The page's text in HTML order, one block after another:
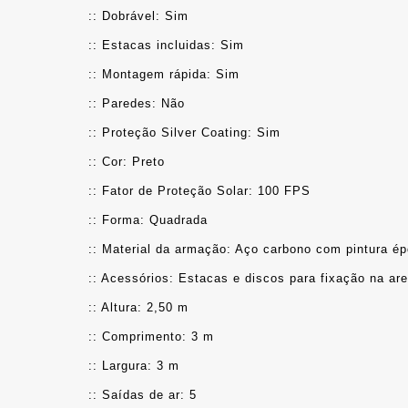
:: Dobrável: Sim
:: Estacas incluidas: Sim
:: Montagem rápida: Sim
:: Paredes: Não
:: Proteção Silver Coating: Sim
:: Cor: Preto
:: Fator de Proteção Solar: 100 FPS
:: Forma: Quadrada
:: Material da armação: Aço carbono com pintura
:: Acessórios: Estacas e discos para fixação na
:: Altura: 2,50 m
:: Comprimento: 3 m
:: Largura: 3 m
:: Saídas de ar: 5